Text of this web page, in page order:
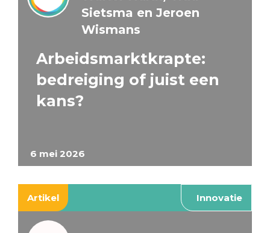
6 mei 2026
Sietsma en Jeroen
Wismans
Arbeidsmarktkrapte:
bedreiging of juist een
kans?
Artikel Innovatie